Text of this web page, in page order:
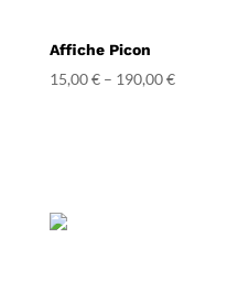
Affiche Picon
15,00€– 190,00€